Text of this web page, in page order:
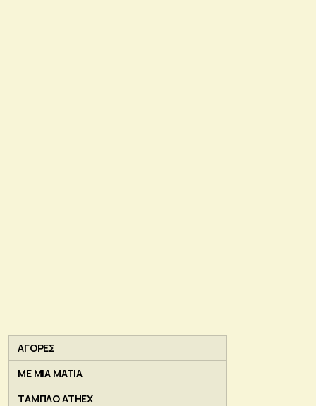
ΑΓΟΡΕΣ
ΜΕ ΜΙΑ ΜΑΤΙΑ
ΤΑΜΠΛΟ ATHEX